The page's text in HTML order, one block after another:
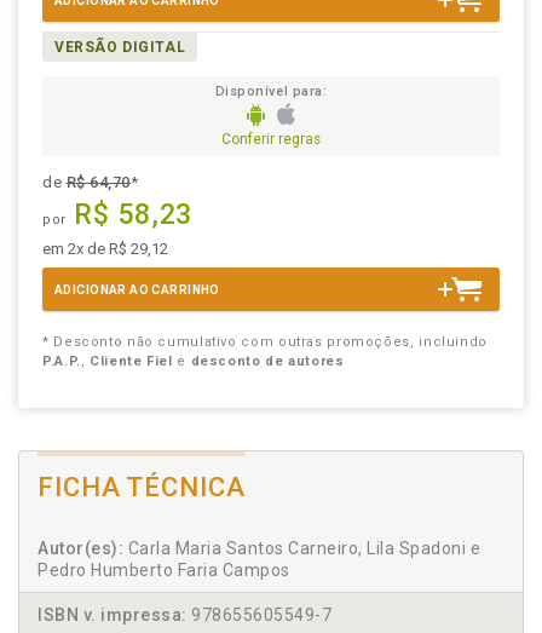
VERSÃO DIGITAL
Disponível para:
Conferir regras
deR$ 64,70*
por R$ 58,23
em 2x de R$ 29,12
ADICIONAR AO CARRINHO
* Desconto não cumulativo com outras promoções, incluindo
P.A.P., Cliente Fiel e desconto de autores
FICHA TÉCNICA
Autor(es): Carla Maria Santos Carneiro, Lila Spadoni e
Pedro Humberto Faria Campos
ISBN v. impressa: 978655605549-7